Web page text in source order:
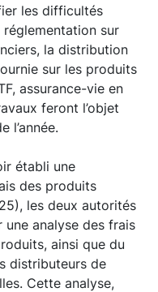
les difficultés
réglementation sur
la distribution
sur les produits
assurance-vie en
feront l’objet
l’année.
établi une
des produits
les deux autorités
analyse des frais
ainsi que du
distributeurs de
Cette analyse,